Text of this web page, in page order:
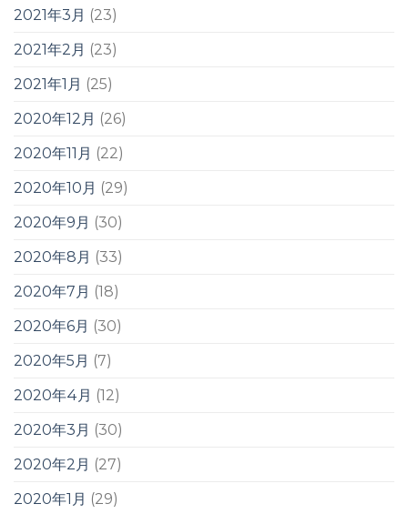
2021年3月 (23)
2021年2月 (23)
2021年1月 (25)
2020年12月 (26)
2020年11月 (22)
2020年10月 (29)
2020年9月 (30)
2020年8月 (33)
2020年7月 (18)
2020年6月 (30)
2020年5月 (7)
2020年4月 (12)
2020年3月 (30)
2020年2月 (27)
2020年1月 (29)